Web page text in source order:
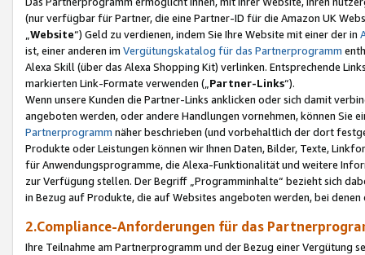
(nur verfügbar für Partner, die eine Partner-ID für die Amazon UK
Website“) Geld zu verdienen, indem Sie Ihre Website mit einer der in
ist, einer anderen im Vergütungskatalog für das Partnerprogramm
Alexa Skill (über das Alexa Shopping Kit) verlinken. Entsprechende
markierten Link-Formate verwenden („ Partner-Links“).
Wenn unsere Kunden die Partner-Links anklicken oder sich damit
angeboten werden, oder andere Handlungen vornehmen, können Sie
Partnerprogramm näher beschrieben (und vorbehaltlich der dort
Produkte oder Leistungen können wir Ihnen Daten, Bilder, Texte,
für Anwendungsprogramme, die Alexa-Funktionalität und weitere
zur Verfügung stellen. Der Begriff „Programminhalte“ bezieht sich
in Bezug auf Produkte, die auf Websites angeboten werden, bei
2.Compliance-Anforderungen für das
Ihre Teilnahme am Partnerprogramm und der Bezug einer Vergütung